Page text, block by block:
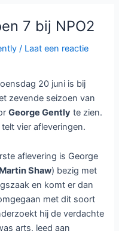
7 bij NPO2
/ Laat een reactie
20 juni is bij
zevende seizoen van
George Gently te zien.
telt vier afleveringen.
aflevering is George
Martin Shaw) bezig met
en komt er dan
met dit soort
hij de verdachte
arts, leed aan